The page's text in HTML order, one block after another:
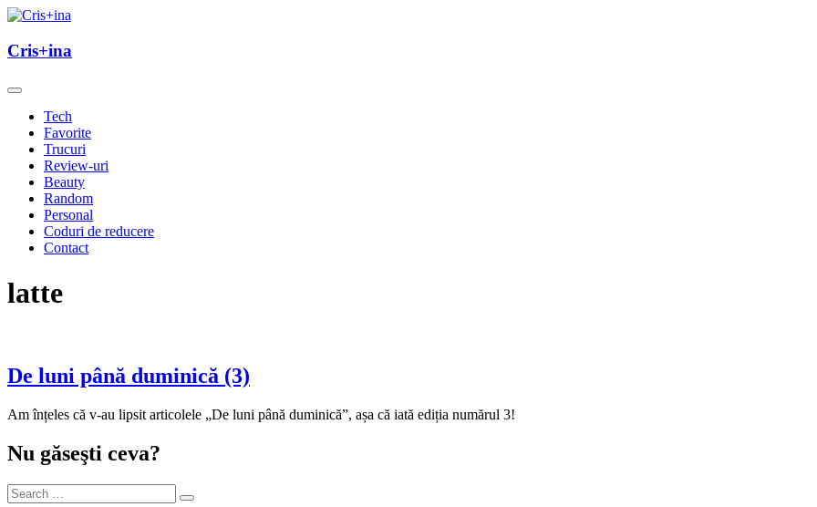
Skip
content
Cris+ina
Cris+ina
Tech
Favorite
Trucuri
Review-uri
Beauty
Random
Personal
Coduri de reducere
Contact
latte
De luni până duminică (3)
Am înțeles că v-au lipsit articolele „De luni până duminică”, așa că iată ediția numărul 3!
Nu găseşti ceva?